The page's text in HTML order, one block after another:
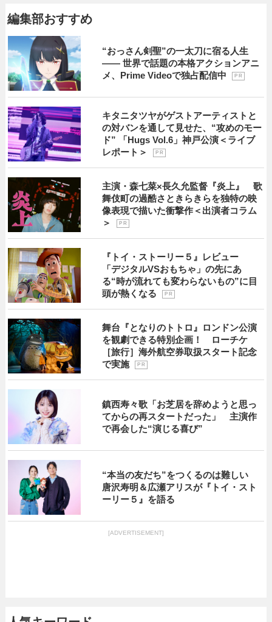
編集部おすすめ
“おっさん剣聖”の一太刀に宿る人生
―― 世界で話題の本格アクションアニ
メ、Prime Videoで独占配信中
P R
キタニタツヤがゲストアーティストと
の対バンを通して見せた、“攻めのモー
ド” 「Hugs Vol.6」神戸公演＜ライブ
レポート＞
P R
主演・森七菜×長久允監督『炎上』 歌
舞伎町の過酷さときらきらを独特の映
像表現で描いた衝撃作＜出演者コラム
＞
P R
『トイ・ストーリー５』レビュー
「デジタルVSおもちゃ」の先にあ
る“時が流れても変わらないもの”に目
頭が熱くなる
P R
舞台『となりのトトロ』ロンドン公演
を観劇できる特別企画！ ローチケ
［旅行］海外航空券取扱スタート記念
で実施
P R
鎮西寿々歌「お芝居を辞めようと思っ
てからの再スタートだった」 主演作
で再会した“演じる喜び”
“本当の友だち”をつくるのは難しい
唐沢寿明＆広瀬アリスが『トイ・スト
ーリー５』を語る
[ADVERTISEMENT]